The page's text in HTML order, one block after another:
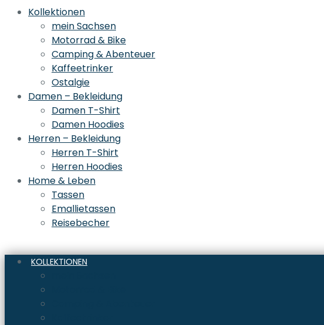
Kollektionen
mein Sachsen
Motorrad & Bike
Camping & Abenteuer
Kaffeetrinker
Ostalgie
Damen – Bekleidung
Damen T-Shirt
Damen Hoodies
Herren – Bekleidung
Herren T-Shirt
Herren Hoodies
Home & Leben
Tassen
Emallietassen
Reisebecher
KOLLEKTIONEN